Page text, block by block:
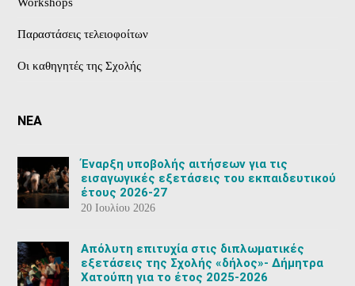
Παραστάσεις τελειοφοίτων
Οι καθηγητές της Σχολής
ΝΕΑ
Έναρξη υποβολής αιτήσεων για τις
εισαγωγικές εξετάσεις του εκπαιδευτικού
έτους 2026-27
20 Ιουλίου 2026
Aπόλυτη επιτυχία στις διπλωματικές
εξετάσεις της Σχολής «δήλος»- Δήμητρα
Χατούπη για το έτος 2025-2026